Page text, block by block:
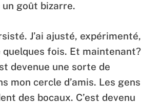
un goût bizarre.
J’ai ajusté, expérimenté,
fois. Et maintenant?
devenue une sorte de
mon cercle d’amis. Les gens
des bocaux. C’est devenu